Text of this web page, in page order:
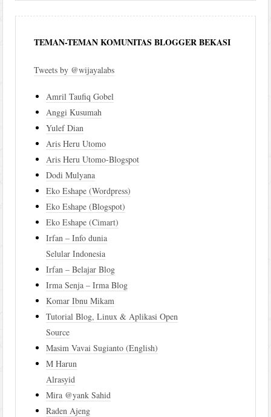
TEMAN-TEMAN KOMUNITAS BLOGGER BEKASI
Tweets by @wijayalabs
Amril Taufiq Gobel
Anggi Kusumah
Yulef Dian
Aris Heru Utomo
Aris Heru Utomo-Blogspot
Dodi Mulyana
Eko Eshape (Wordpress)
Eko Eshape (Blogspot)
Eko Eshape (Cimart)
Irfan – Info dunia
Selular Indonesia
Irfan – Belajar Blog
Irma Senja – Irma Blog
Komar Ibnu Mikam
Tutorial Blog, Linux & Aplikasi Open
Source
Masim Vavai Sugianto (English)
M Harun
Alrasyid
Mira @yank Sahid
Raden Ajeng